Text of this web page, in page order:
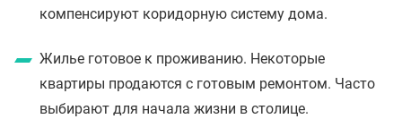
компенсируют коридорную систему дома.
Жилье готовое к проживанию. Некоторые
квартиры продаются с готовым ремонтом. Часто
выбирают для начала жизни в столице.